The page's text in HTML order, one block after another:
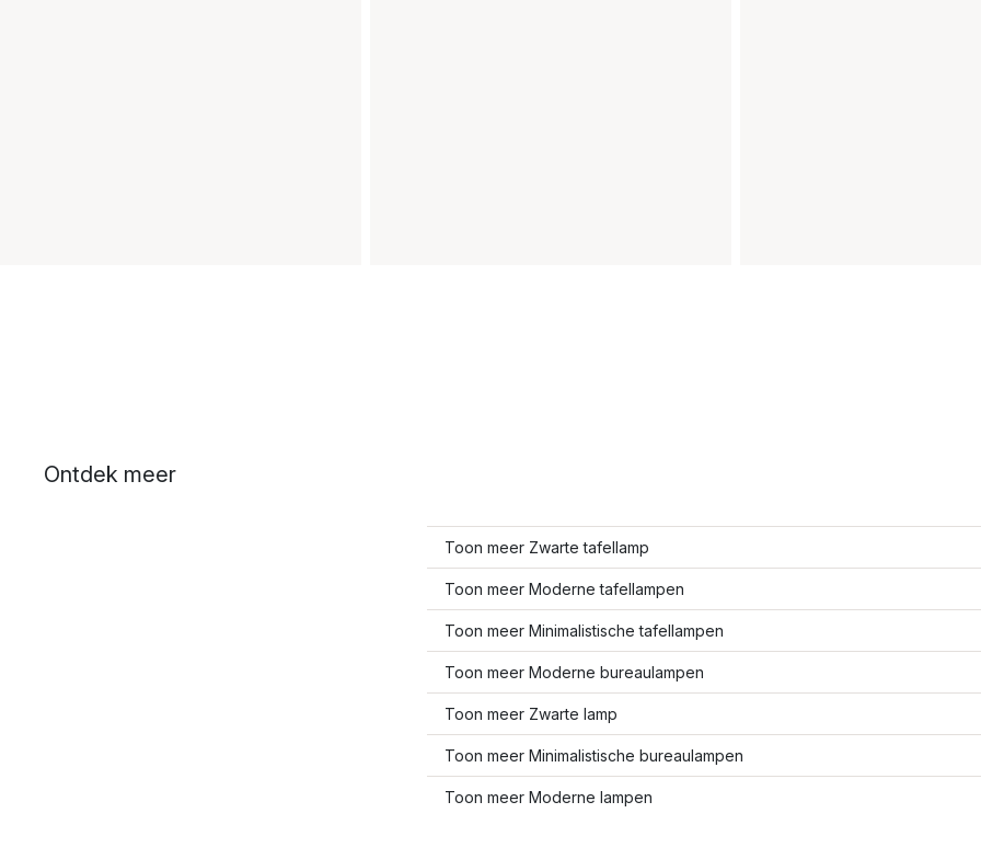
Ontdek meer
Toon meer Zwarte tafellamp
Toon meer Moderne tafellampen
Toon meer Minimalistische tafellampen
Toon meer Moderne bureaulampen
Toon meer Zwarte lamp
Toon meer Minimalistische bureaulampen
Toon meer Moderne lampen